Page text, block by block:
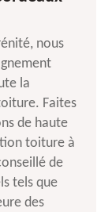
nous
la
Faites
de haute
toiture à
de
tels que
des